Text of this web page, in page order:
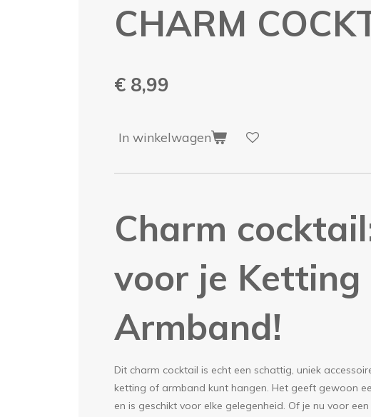
CHARM
€ 8,99
In winkelwagen
Charm
voor je Ketting
Armband!
Dit charm cocktail is echt een schattig, uniek
ketting of armband kunt hangen. Het geeft gewoon
en is geschikt voor elke gelegenheid. Of je nu voor